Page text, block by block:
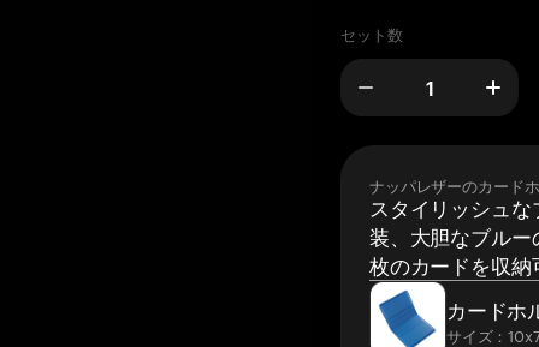
セット数
ナッパレザーのカード
スタイリッシュ
装、大胆なブルー
枚のカードを収納
カードホ
サイズ：